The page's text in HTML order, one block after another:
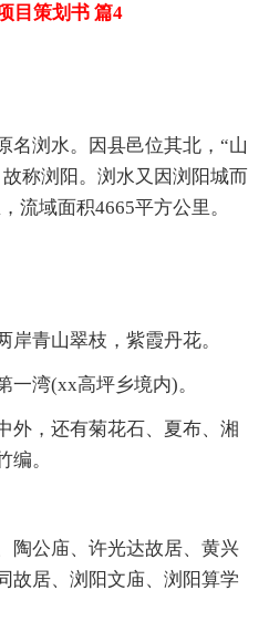
策划书 篇4
浏水。因县邑位其北，“山
称浏阳。浏水又因浏阳城而
流域面积4665平方公里。
青山翠枝，紫霞丹花。
湾(xx高坪乡境内)。
，还有菊花石、夏布、湘
编。
公庙、许光达故居、黄兴
故居、浏阳文庙、浏阳算学